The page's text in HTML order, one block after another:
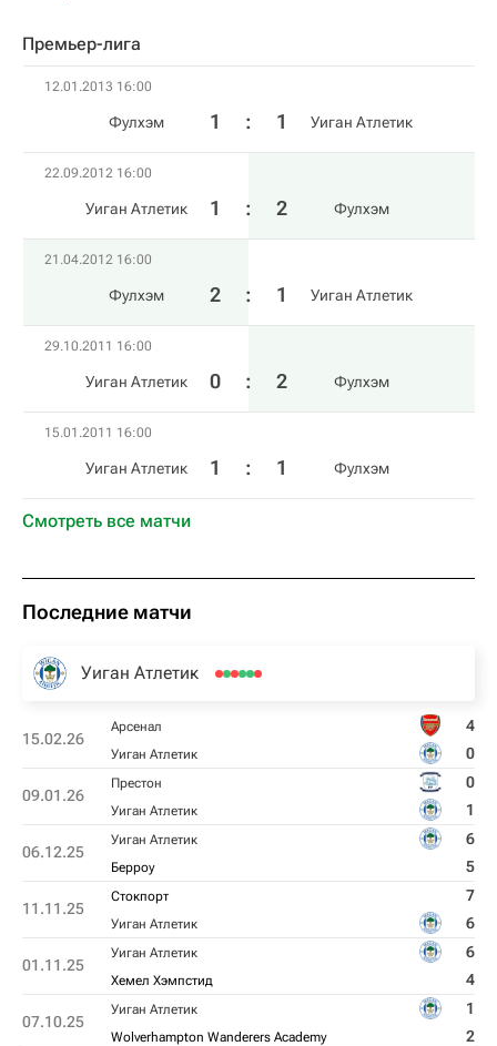
Премьер-лига
12.01.2013 16:00
Фулхэм 1 : 1 Уиган Атлетик
22.09.2012 16:00
Уиган Атлетик 1 : 2 Фулхэм
21.04.2012 16:00
Фулхэм 2 : 1 Уиган Атлетик
29.10.2011 16:00
Уиган Атлетик 0 : 2 Фулхэм
15.01.2011 16:00
Уиган Атлетик 1 : 1 Фулхэм
Смотреть все матчи
Последние матчи
Уиган Атлетик
15.02.26
Арсенал 4
Уиган Атлетик 0
09.01.26
Престон 0
Уиган Атлетик 1
06.12.25
Уиган Атлетик 6
Берроу 5
11.11.25
Стокпорт 7
Уиган Атлетик 6
01.11.25
Уиган Атлетик 6
Хемел Хэмпстид 4
07.10.25
Уиган Атлетик 1
Wolverhampton Wanderers Academy 2